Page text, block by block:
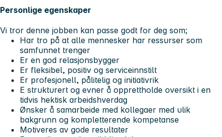
Personlige egenskaper
Vi tror denne jobben kan passe godt for deg som;
Har tro på at alle mennesker har ressurser som
samfunnet trenger
Er en god relasjonsbygger
Er fleksibel, positiv og serviceinnstilt
Er profesjonell, pålitelig og initiativrik
E strukturert og evner å opprettholde oversikt i en
tidvis hektisk arbeidshverdag
Ønsker å samarbeide med kollegaer med ulik
bakgrunn og kompletterende kompetanse
Motiveres av gode resultater